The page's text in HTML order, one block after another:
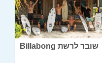
שובר לרשת Billabong